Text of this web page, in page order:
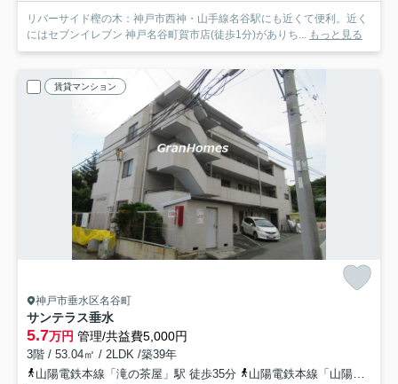
リバーサイド樫の木：神戸市西神・山手線名谷駅にも近くて便利。近く
にはセブンイレブン 神戸名谷町賀市店(徒歩1分)がありち... もっと見る
賃貸マンション
神戸市垂水区名谷町
サンテラス垂水
5.7万円 管理/共益費5,000円
3階 / 53.04㎡ / 2LDK /築39年
山陽電鉄本線「滝の茶屋」駅 徒歩35分
山陽電鉄本線「山陽塩屋」駅 徒歩42分